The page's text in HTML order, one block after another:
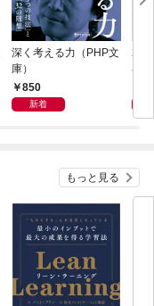
深く考える力（PHP文
庫）
850
新着
20
界
もっと見る